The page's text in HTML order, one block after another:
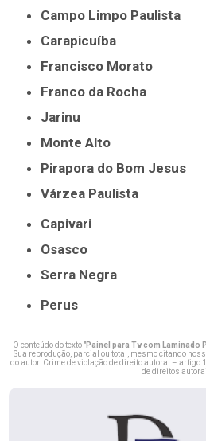
Campo Limpo Paulista
Carapicuíba
Francisco Morato
Franco da Rocha
Jarinu
Monte Alto
Pirapora do Bom Jesus
Várzea Paulista
Capivari
Osasco
Serra Negra
Perus
O conteúdo do texto "Painel para Tv com Laminado
Sua reprodução, parcial ou total, mesmo citando
do autor. Crime de violação de direito autoral – artigo
de direitos